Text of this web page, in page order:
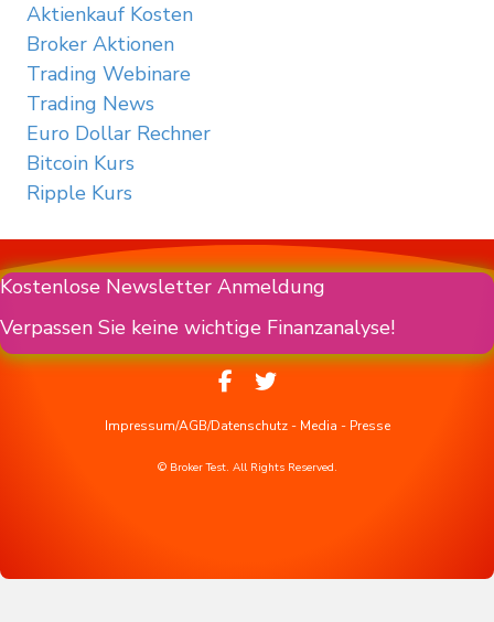
Aktienkauf Kosten
Broker Aktionen
Trading Webinare
Trading News
Euro Dollar Rechner
Bitcoin Kurs
Ripple Kurs
Kostenlose Newsletter Anmeldung
Verpassen Sie keine wichtige Finanzanalyse!
Impressum/AGB/Datenschutz- Media - Presse
© Broker Test. All Rights Reserved.